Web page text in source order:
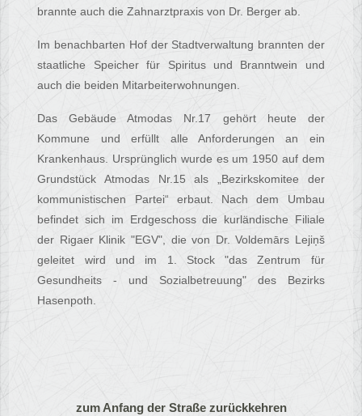
brannte auch die Zahnarztpraxis von Dr. Berger ab.
Im benachbarten Hof der Stadtverwaltung brannten der
staatliche Speicher für Spiritus und Branntwein und
auch die beiden Mitarbeiterwohnungen.
Das Gebäude Atmodas Nr.17 gehört heute der
Kommune und erfüllt alle Anforderungen an ein
Krankenhaus. Ursprünglich wurde es um 1950 auf dem
Grundstück Atmodas Nr.15 als „Bezirkskomitee der
kommunistischen Partei“ erbaut. Nach dem Umbau
befindet sich im Erdgeschoss die kurländische Filiale
der Rigaer Klinik "EGV", die von Dr. Voldemārs Lejiņš
geleitet wird und im 1. Stock "das Zentrum für
Gesundheits - und Sozialbetreuung" des Bezirks
Hasenpoth.
zum Anfang der Straße zurückkehren